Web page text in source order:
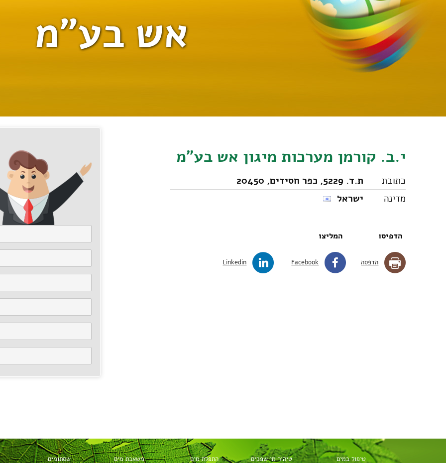
אש בע"מ
י.ב. קורמן מערכות מיגון אש בע"מ
כתובת
ת.ד. 5229, כפר חסידים, 20450
מדינה
ישראל
הדפיסו
הדפסה
המליצו
Facebook
Linkedin
טיפול במים טיהור מי שפכים התפלת מים משאבת מים שסתומים